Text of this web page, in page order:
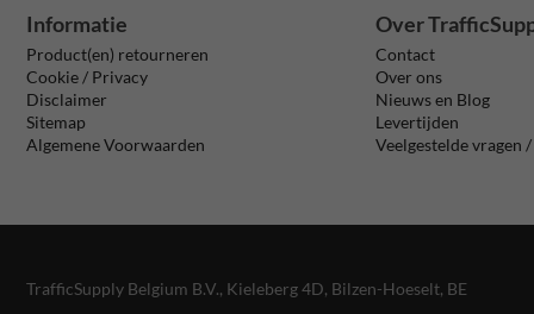
Informatie
Product(en) retourneren
Cookie / Privacy
Disclaimer
Sitemap
Algemene Voorwaarden
Over
Contact
Over ons
Nieuws en Blog
Levertijden
Veelgestelde vragen
TrafficSupply Belgium B.V., Kieleberg 4D, Bilzen-Hoeselt, BE